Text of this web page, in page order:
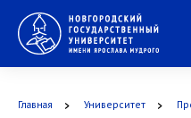
Главная Университет